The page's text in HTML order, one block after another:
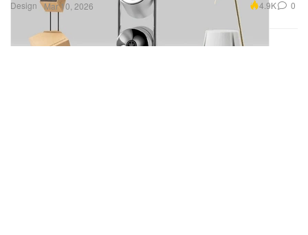
Design Mar 10, 2026 4.9K 0